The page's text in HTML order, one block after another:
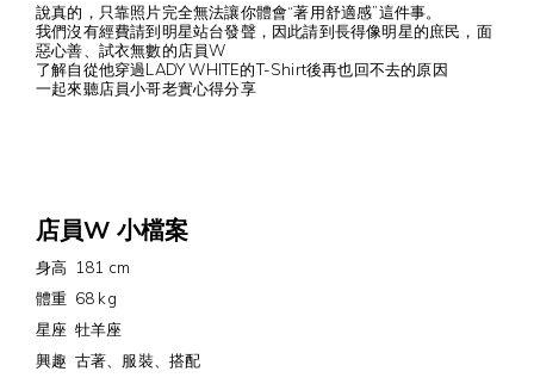
說真的，只靠照片完全無法讓你體會“著用舒適感”這件事。
我們沒有經費請到明星站台發聲，因此請到長得像明星的庶民，面
惡心善、試衣無數的店員W
了解自從他穿過LADY WHITE的T-Shirt後再也回不去的原因
一起來聽店員小哥老實心得分享
店員W 小檔案
身高 181 cm
體重 68 kg
星座 牡羊座
興趣 古著、服裝、搭配